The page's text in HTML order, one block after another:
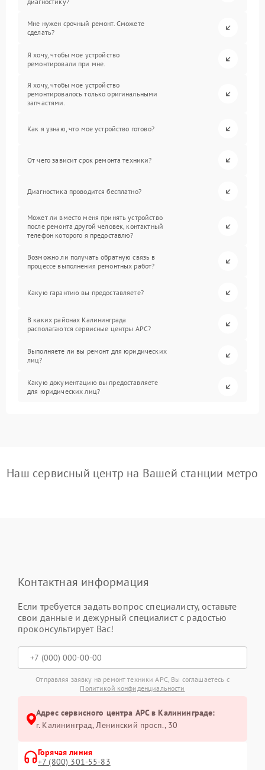
Мне нужен срочный ремонт. Сможете
сделать?
Я хочу, чтобы мое устройство
ремонтировали при мне.
Я хочу, чтобы мое устройство
ремонтировалось только оригинальными
запчастями.
Как я узнаю, что мое устройство готово?
От чего зависит срок ремонта техники?
Диагностика проводится бесплатно?
Может ли вместо меня принять устройство
после ремонта другой человек, контактный
телефон которого я предоставлю?
Возможно ли получать обратную связь в
процессе выполнения ремонтных работ?
Какую гарантию вы предоставляете?
В каких районах Калининграда
располагаются сервисные центры APC?
Выполняете ли вы ремонт для юридических
лиц?
Какую документацию вы предоставляете
для юридических лиц?
Наш сервисный центр на Вашей станции метро
Контактная информация
Если требуется задать вопрос специалисту, оставьте
свои данные и дежурный специалист с радостью
проконсультирует Вас!
Отправляя заявку на ремонт техники APC, Вы соглашаетесь с
Политикой конфиденциальности
Адрес сервисного центра APC в Калининграде:
г. Калининград, Ленинский просп., 30
Горячая линия
+7 (800) 301-55-83